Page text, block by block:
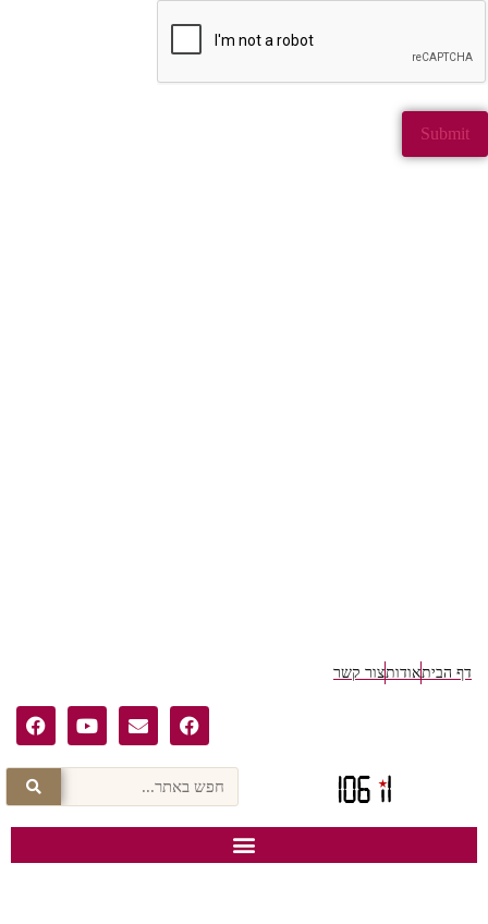
דף הביתאודותצור קשר